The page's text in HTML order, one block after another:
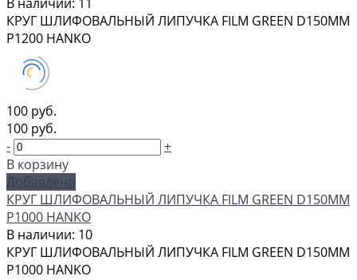
КРУГ ШЛИФОВАЛЬНЫЙ ЛИПУЧКА FILM GREEN D150MM
P1200 HANKO
100 руб.
100 руб.
-
+
В корзину
Добавлено
КРУГ ШЛИФОВАЛЬНЫЙ ЛИПУЧКА FILM GREEN D150MM
P1000 HANKO
В наличии: 10
КРУГ ШЛИФОВАЛЬНЫЙ ЛИПУЧКА FILM GREEN D150MM
P1000 HANKO